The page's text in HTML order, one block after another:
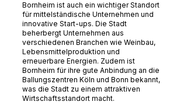
Bornheim ist auch ein wichtiger Standort
für mittelständische Unternehmen und
innovative Start-ups. Die Stadt
beherbergt Unternehmen aus
verschiedenen Branchen wie Weinbau,
Lebensmittelproduktion und
erneuerbare Energien. Zudem ist
Bornheim für ihre gute Anbindung an die
Ballungszentren Köln und Bonn bekannt,
was die Stadt zu einem attraktiven
Wirtschaftsstandort macht.